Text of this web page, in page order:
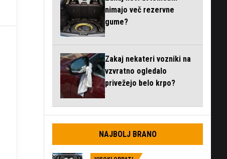
nimajo več rezervne
gume?
Zakaj nekateri vozniki na
vzvratno ogledalo
privežejo belo krpo?
NAJBOLJ BRANO